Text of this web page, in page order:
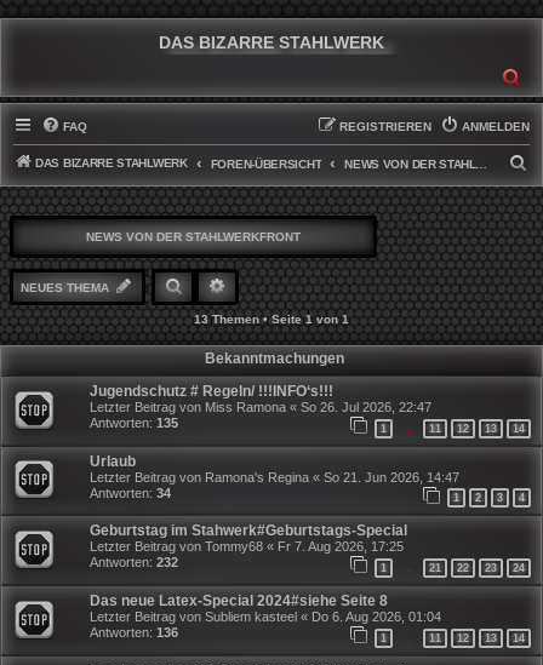
DAS BIZARRE STAHLWERK
FAQ ANMELDEN
REGISTRIEREN
DAS BIZARRE STAHLWERK FOREN-ÜBERSICHT
U
C
H
E
NEWS VON DER STAHLWERKFRONT
NEUES THEMA SUCHE ERWEITERTE SUCHE
13 Themen • Seite1von1
Bekanntmachungen
Jugendschutz # Regeln/ !!!INFO‘s!!!
Letzter Beitrag von Miss Ramona « So 26. Jul 2026, 22:47
Antworten: 135 1 … 11 12 13 14
Urlaub
Letzter Beitrag von Ramona's Regina « So 21. Jun 2026, 14:47
Antworten: 34 1 2 3 4
Geburtstag im Stahwerk#Geburtstags-Special
Letzter Beitrag von Tommy68 « Fr 7. Aug 2026, 17:25
Antworten: 232 1 … 21 22 23 24
Das neue Latex-Special 2024#siehe Seite 8
Letzter Beitrag von Subliem kasteel « Do 6. Aug 2026, 01:04
Antworten: 136 1 … 11 12 13 14